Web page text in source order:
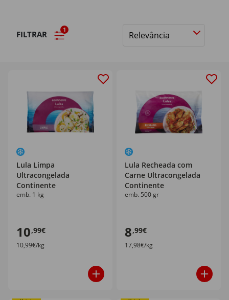
FILTRAR 1
Ordenar
Lula Limpa
Ultracongelada
Continente
emb. 1 kg
10,99€
10,99€/kg
Lula Recheada com
Carne Ultracongelada
Continente
emb. 500 gr
8,99€
17,98€/kg